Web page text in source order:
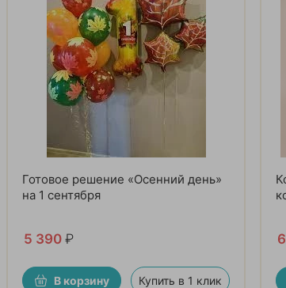
Готовое решение «Осенний день»
на 1 сентября
5 390 ₽
В корзину Купить в 1 клик